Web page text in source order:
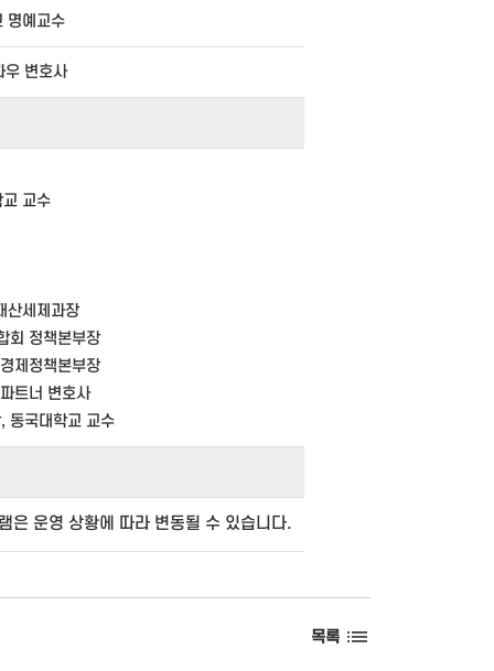
명예교수
우 변호사
교수
산세제과장
회 정책본부장
제정책본부장
트너 변호사
동국대학교 교수
은 운영 상황에 따라 변동될 수 있습니다.
목록